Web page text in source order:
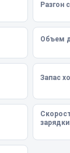
Разгон
Объем
Запас